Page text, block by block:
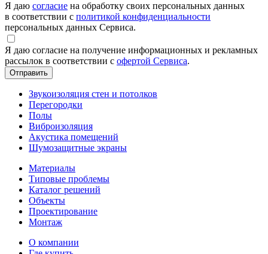
Я даю согласие на обработку своих персональных данных
в соответствии с политикой конфиденциальности
персональных данных Сервиса.
Я даю согласие на получение информационных и рекламных
рассылок в соответствии с офертой Сервиса.
Звукоизоляция стен и потолков
Перегородки
Полы
Виброизоляция
Акустика помещений
Шумозащитные экраны
Материалы
Типовые проблемы
Каталог решений
Объекты
Проектирование
Монтаж
О компании